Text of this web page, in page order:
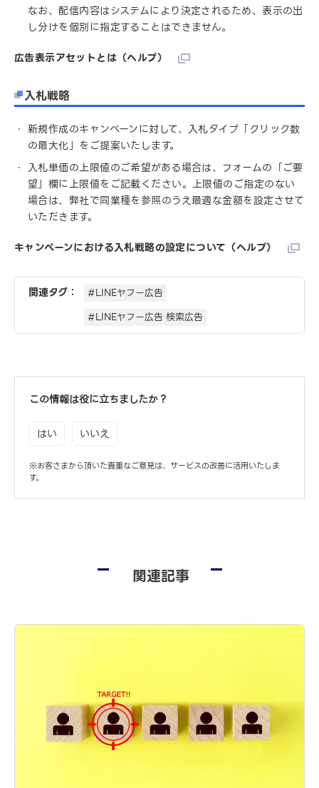
なお、配信内容はシステムにより決定されるため、表示の出
し分けを個別に指定することはできません。
広告表示アセットとは（ヘルプ）
入札戦略
新規作成のキャンペーンに対して、入札タイプ「クリック数
の最大化」をご提案いたします。
入札単価の上限値のご希望がある場合は、フォームの「ご要
望」欄に上限値をご記載ください。上限値のご指定のない
場合は、弊社で同業種を参照のうえ最適な金額を設定させて
いただきます。
キャンペーンにおける入札戦略の設定について（ヘルプ）
関連タグ：
#LINEヤフー広告
#LINEヤフー広告 検索広告
この情報は役に立ちましたか？
はい いいえ
※お客さまから頂いた貴重なご意見は、サービスの改善に活用いたしま
す。
関連記事